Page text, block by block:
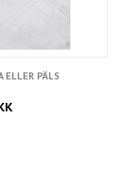
ELLER PÄLS